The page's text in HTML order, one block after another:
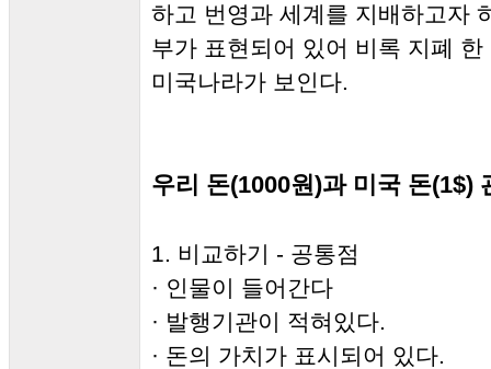
하고 번영과 세계를 지배하고자
부가 표현되어 있어 비록 지폐
미국나라가 보인다.
우리 돈(1000원)과 미국 돈(1$)
1. 비교하기 - 공통점
· 인물이 들어간다
· 발행기관이 적혀있다.
· 돈의 가치가 표시되어 있다.